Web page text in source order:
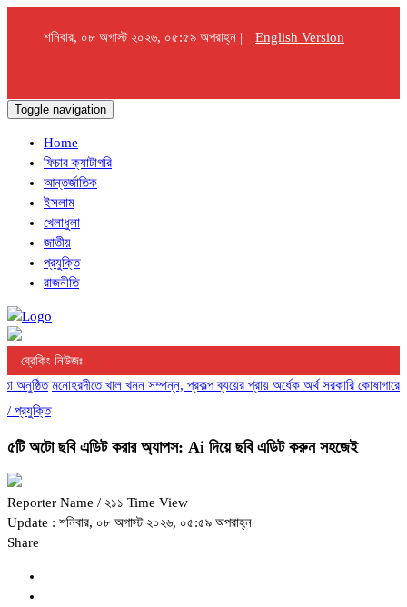
শনিবার, ০৮ অগাস্ট ২০২৬, ০৫:৫৯ অপরাহ্ন | English Version
Toggle navigation
Home
ফিচার ক্যাটাগরি
আন্তর্জাতিক
ইসলাম
খেলাধুলা
জাতীয়
প্রযুক্তি
রাজনীতি
ব্রেকিং নিউজঃ
মনোহরদীতে খাল খনন সম্পন্ন, প্রকল্প ব্যয়ের প্রায় অর্ধেক অর্থ সরকারি কোষাগারে
/ প্রযুক্তি
৫টি অটো ছবি এডিট করার অ্যাপস: Ai দিয়ে ছবি এডিট করুন সহজেই
Reporter Name / ২১১ Time View
Update : শনিবার, ০৮ অগাস্ট ২০২৬, ০৫:৫৯ অপরাহ্ন
Share